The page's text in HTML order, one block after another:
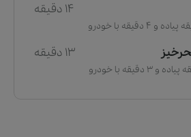
14 دقیقه
13 دقیقه